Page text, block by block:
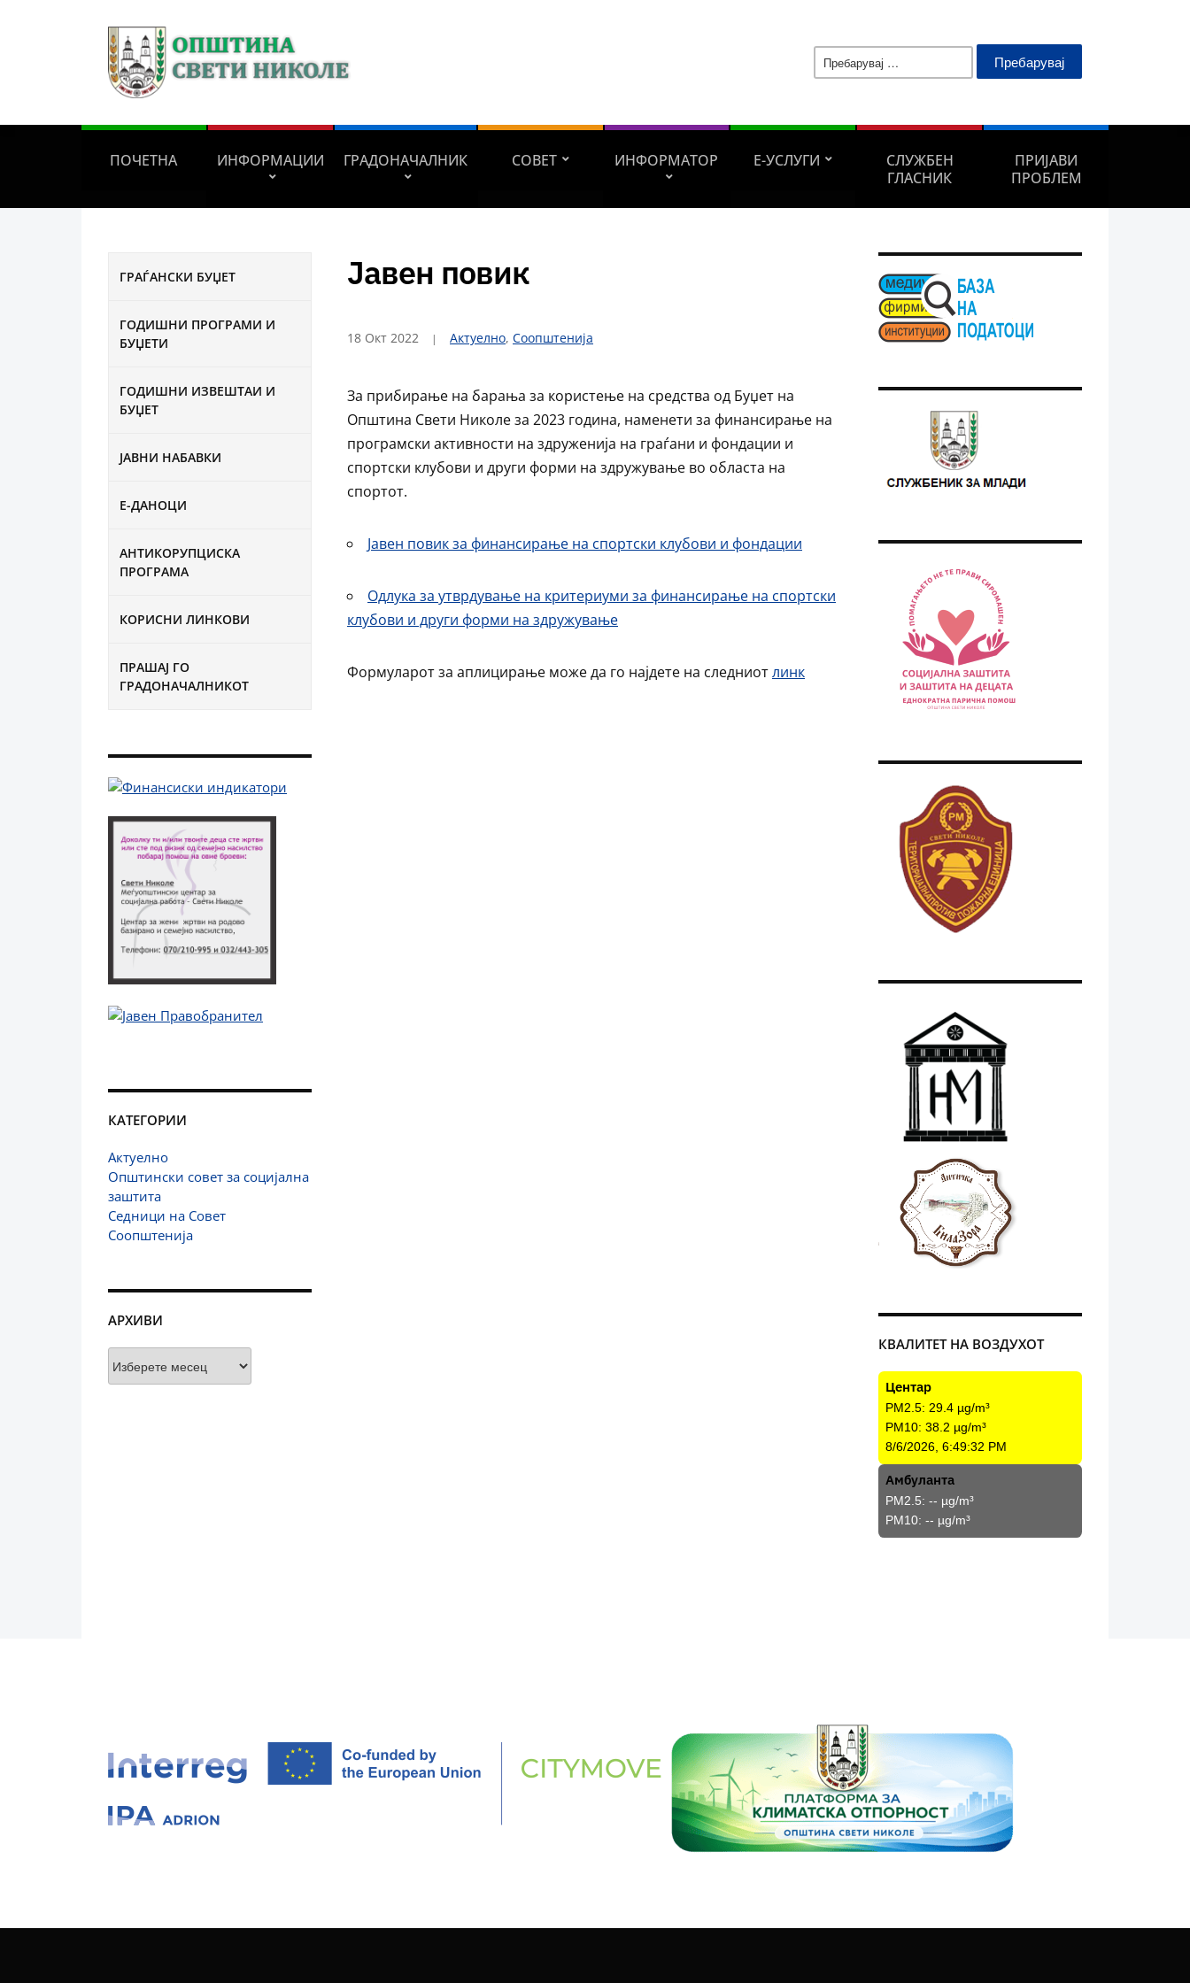
Пребарувај
ПОЧЕТНА ИНФОРМАЦИИ ГРАДОНАЧАЛНИК СОВЕТ ИНФОРМАТОР Е-УСЛУГИ
СЛУЖБЕН
ГЛАСНИК
ПРИЈАВИ
ПРОБЛЕМ
ГРАЃАНСКИ БУЏЕТ
ГОДИШНИ ПРОГРАМИ И
БУЏЕТИ
ГОДИШНИ ИЗВЕШТАИ И
БУЏЕТ
ЈАВНИ НАБАВКИ
Е-ДАНОЦИ
АНТИКОРУПЦИСКА
ПРОГРАМА
КОРИСНИ ЛИНКОВИ
ПРАШАЈ ГО
ГРАДОНАЧАЛНИКОТ
КАТЕГОРИИ
Актуелно
Општински совет за социјална
заштита
Седници на Совет
Соопштенија
АРХИВИ
Јавен повик
18 Окт 2022 Актуелно, Соопштенија
За прибирање на барања за користење на средства од Буџет на
Општина Свети Николе за 2023 година, наменети за финансирање на
програмски активности на здруженија на граѓани и фондации и
спортски клубови и други форми на здружување во областа на
спортот.
Јавен повик за финансирање на спортски клубови и фондации
Одлука за утврдување на критериуми за финансирање на спортски
клубови и други форми на здружување
Формуларот за аплицирање може да го најдете на следниотлинк
КВАЛИТЕТ НА ВОЗДУХОТ
Центар
PM2.5: 29.4 µg/m³
PM10: 38.2 µg/m³
8/6/2026, 6:49:32 PM
Амбуланта
PM2.5: -- µg/m³
PM10: -- µg/m³